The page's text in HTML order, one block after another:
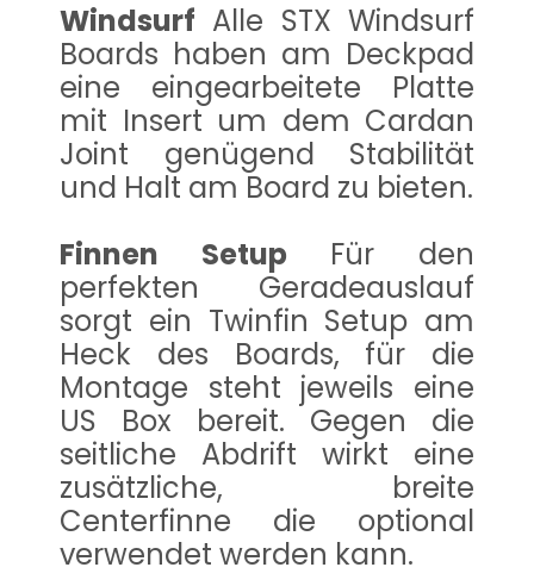
Windsurf Alle STX Windsurf
Boards haben am Deckpad
eine eingearbeitete Platte
mit Insert um dem Cardan
Joint genügend Stabilität
und Halt am Board zu bieten.
Finnen Setup Für den
perfekten Geradeauslauf
sorgt ein Twinfin Setup am
Heck des Boards, für die
Montage steht jeweils eine
US Box bereit. Gegen die
seitliche Abdrift wirkt eine
zusätzliche, breite
Centerfinne die optional
verwendet werden kann.